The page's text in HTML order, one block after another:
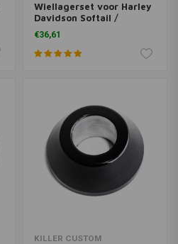
Wiellagerset voor Harley
Davidson Softail /
Sportster
€36,61
KILLER CUSTOM